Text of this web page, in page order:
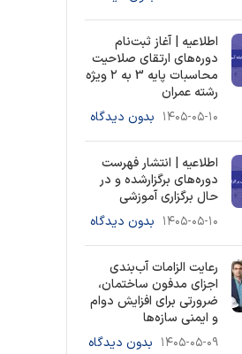
اطلاعیه | آغاز ثبت‌نام
دوره‌های ارتقای صلاحیت
محاسبات پایه 3 به ۲ ویژه
رشته عمران
۱۴۰۵-۰۵-۱۰ بدون دیدگاه
اطلاعیه | انتشار فهرست
دوره‌های برگزارشده و در
حال برگزاری آموزشی
۱۴۰۵-۰۵-۱۰ بدون دیدگاه
رعایت الزامات آب‌بندی
اجزای مدفون ساختمان،
ضرورتی برای افزایش دوام
و ایمنی سازه‌ها
۱۴۰۵-۰۵-۰۹ بدون دیدگاه